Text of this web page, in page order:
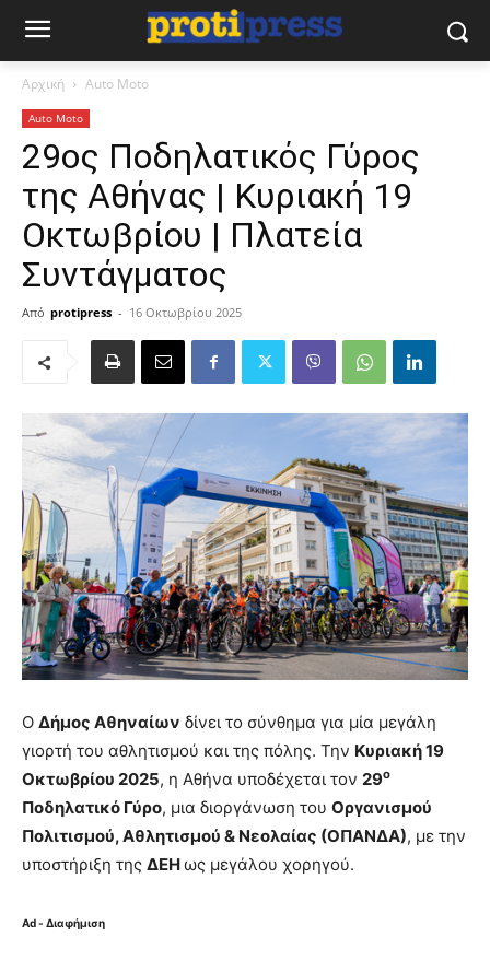
Αρχική Auto Moto
Auto Moto
29ος Ποδηλατικός Γύρος
της Αθήνας | Κυριακή 19
Οκτωβρίου | Πλατεία
Συντάγματος
Από protipress - 16 Οκτωβρίου 2025
Ο Δήμος Αθηναίων δίνει το σύνθημα για μία μεγάλη
γιορτή του αθλητισμού και της πόλης. Την Κυριακή 19
Οκτωβρίου 2025, η Αθήνα υποδέχεται τον 29ο
Ποδηλατικό Γύρο, μια διοργάνωση του Οργανισμού
Πολιτισμού, Αθλητισμού & Νεολαίας (ΟΠΑΝΔΑ), με την
υποστήριξη της ΔΕΗως μεγάλου χορηγού.
Ad - Διαφήμιση